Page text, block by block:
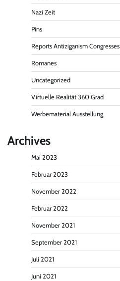
Nazi Zeit
Pins
Reports Antiziganism Congresses
Romanes
Uncategorized
Virtuelle Realität 360 Grad
Werbematerial Ausstellung
Archives
Mai 2023
Februar 2023
November 2022
Februar 2022
November 2021
September 2021
Juli 2021
Juni 2021